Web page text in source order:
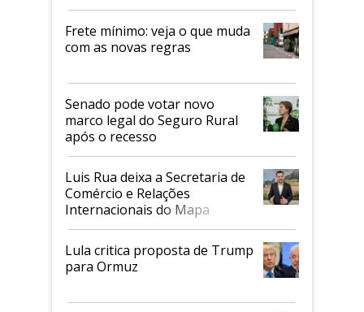
Frete mínimo: veja o que muda
com as novas regras
Senado pode votar novo
marco legal do Seguro Rural
após o recesso
Luis Rua deixa a Secretaria de
Comércio e Relações
Internacionais do Mapa
Lula critica proposta de Trump
para Ormuz